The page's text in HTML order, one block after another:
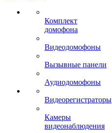
Комплект
домофона
Видеодомофоны
Вызывные панели
Аудиодомофоны
Видеорегистраторы
Камеры
видеонаблюдения